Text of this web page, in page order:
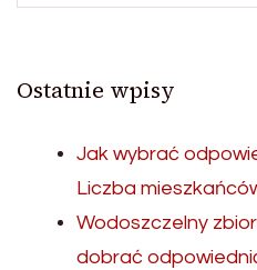
Ostatnie wpisy
Jak wybrać
Liczba
Wodoszczelny
dobrać